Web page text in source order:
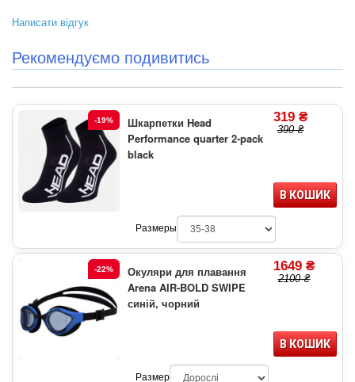
Написати відгук
Рекомендуємо подивитись
-19%
Шкарпетки Head
Performance quarter 2-pack
black
319 ₴
390 ₴
В КОШИК
Размеры
-22%
Окуляри для плавання
Arena AIR-BOLD SWIPE
синій, чорний
1649 ₴
2100 ₴
В КОШИК
Размер